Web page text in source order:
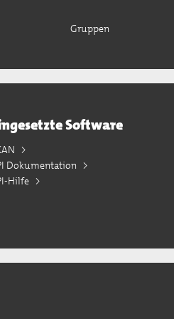
Gruppen
Software
Dokumentation
Hilfe